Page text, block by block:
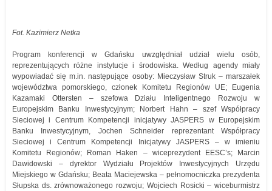
Fot. Kazimierz Netka
Program konferencji w Gdańsku uwzględniał udział wielu osób,
reprezentujących różne instytucje i środowiska. Według agendy miały
wypowiadać się m.in. następujące osoby: Mieczysław Struk – marszałek
województwa pomorskiego, członek Komitetu Regionów UE; Eugenia
Kazamaki Ottersten – szefowa Działu Inteligentnego Rozwoju w
Europejskim Banku Inwestycyjnym; Norbert Hahn – szef Współpracy
Sieciowej i Centrum Kompetencji inicjatywy JASPERS w Europejskim
Banku Inwestycyjnym, Jochen Schneider reprezentant Współpracy
Sieciowej i Centrum Kompetencji Inicjatywy JASPERS – w imieniu
Komitetu Regionów; Roman Haken – wiceprezydent EESC’s; Marcin
Dawidowski – dyrektor Wydziału Projektów Inwestycyjnych Urzędu
Miejskiego w Gdańsku; Beata Maciejewska – pełnomocniczka prezydenta
Słupska ds. zrównoważonego rozwoju; Wojciech Rosicki – wiceburmistrz